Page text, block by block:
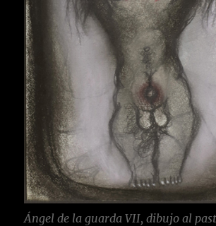
Ángel de la guarda VII, dibujo al